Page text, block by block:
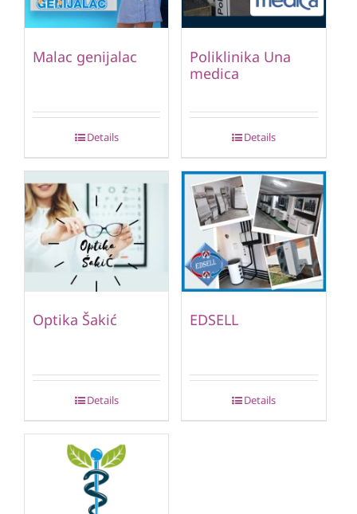
Malac genijalac
Details
Poliklinika Una
medica
Details
Optika Šakić
Details
EDSELL
Details